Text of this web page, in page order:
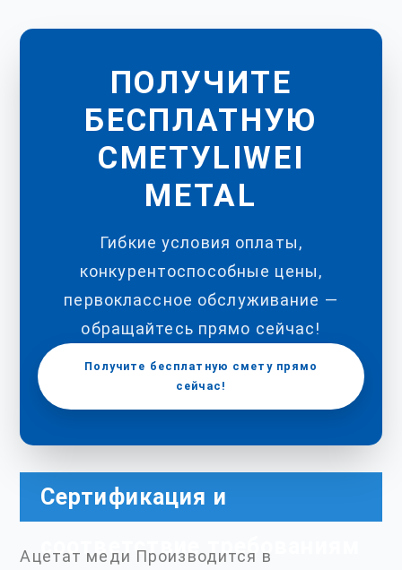
ПОЛУЧИТЕ
БЕСПЛАТНУЮ
СМЕТУLIWEI
METAL
Гибкие условия оплаты,
конкурентоспособные цены,
первоклассное обслуживание —
обращайтесь прямо сейчас!
Получите бесплатную смету прямо
сейчас!
Сертификация и
соответствие требованиям
Ацетат меди Производится в